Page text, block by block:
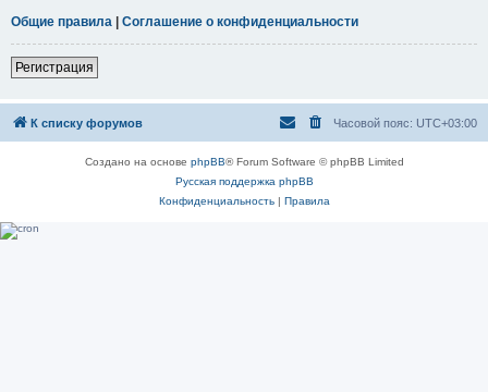
Общие правила | Соглашение о конфиденциальности
Регистрация
К списку форумов Часовой пояс: UTC+03:00
Создано на основе phpBB® Forum Software © phpBB Limited
Русская поддержка phpBB
Конфиденциальность| Правила